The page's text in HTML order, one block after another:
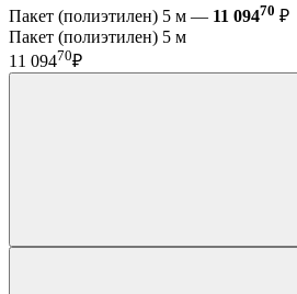
Пакет (полиэтилен) 5 м — 11 09470 ₽
Пакет (полиэтилен) 5 м
11 09470₽